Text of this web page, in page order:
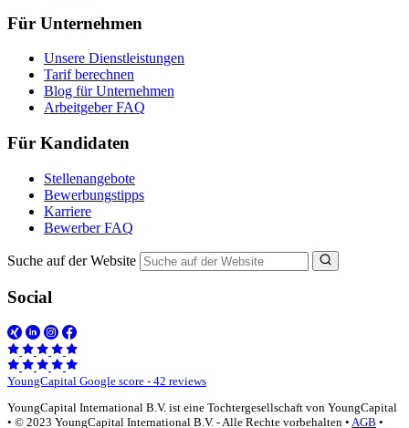
Für Unternehmen
Unsere Dienstleistungen
Tarif berechnen
Blog für Unternehmen
Arbeitgeber FAQ
Für Kandidaten
Stellenangebote
Bewerbungstipps
Karriere
Bewerber FAQ
Suche auf der Website
Social
YoungCapital Google score - 42 reviews
YoungCapital International B.V. ist eine Tochtergesellschaft von YoungCapital
• © 2023 YoungCapital International B.V. - Alle Rechte vorbehalten • AGB •